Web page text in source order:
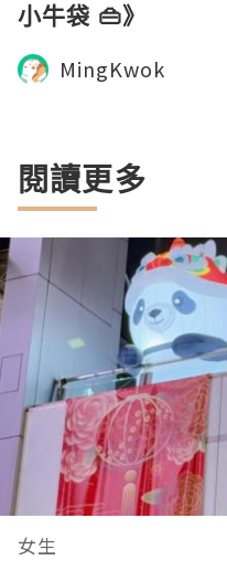
小牛袋 👜》
MingKwok
閱讀更多
女生